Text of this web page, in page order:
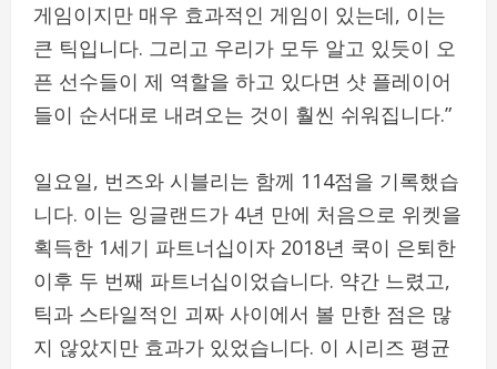
게임이지만 매우 효과적인 게임이 있는데, 이는
큰 틱입니다. 그리고 우리가 모두 알고 있듯이 오
픈 선수들이 제 역할을 하고 있다면 샷 플레이어
들이 순서대로 내려오는 것이 훨씬 쉬워집니다.”
일요일, 번즈와 시블리는 함께 114점을 기록했습
니다. 이는 잉글랜드가 4년 만에 처음으로 위켓을
획득한 1세기 파트너십이자 2018년 쿡이 은퇴한
이후 두 번째 파트너십이었습니다. 약간 느렸고,
틱과 스타일적인 괴짜 사이에서 볼 만한 점은 많
지 않았지만 효과가 있었습니다. 이 시리즈 평균